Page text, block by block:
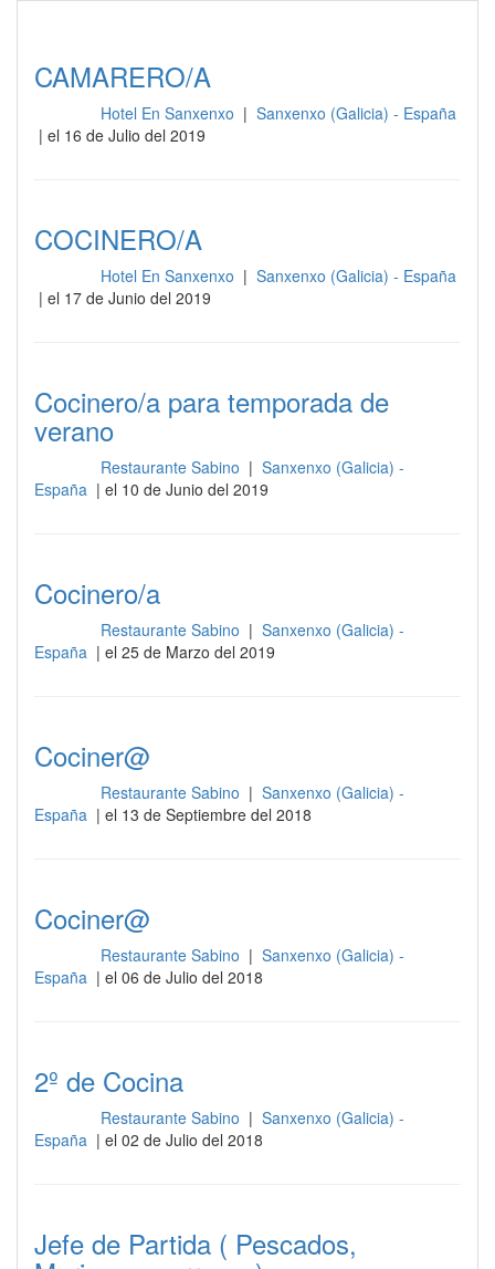
CAMARERO/A
Hotel En Sanxenxo | Sanxenxo (Galicia) - España
| el 16 de Julio del 2019
COCINERO/A
Hotel En Sanxenxo | Sanxenxo (Galicia) - España
| el 17 de Junio del 2019
Cocinero/a para temporada de
verano
Restaurante Sabino | Sanxenxo (Galicia) -
España | el 10 de Junio del 2019
Cocinero/a
Restaurante Sabino | Sanxenxo (Galicia) -
España | el 25 de Marzo del 2019
Cociner@
Restaurante Sabino | Sanxenxo (Galicia) -
España | el 13 de Septiembre del 2018
Cociner@
Restaurante Sabino | Sanxenxo (Galicia) -
España | el 06 de Julio del 2018
2º de Cocina
Restaurante Sabino | Sanxenxo (Galicia) -
España | el 02 de Julio del 2018
Jefe de Partida ( Pescados,